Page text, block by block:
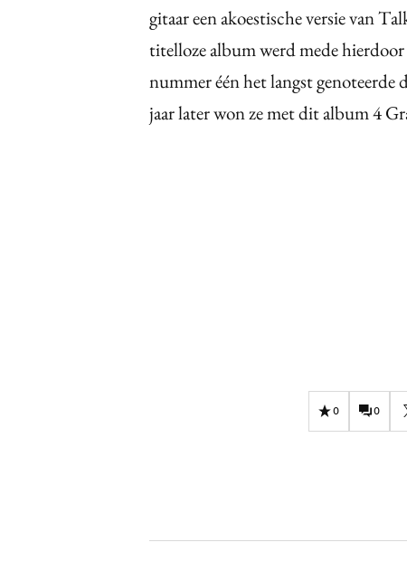
gitaar een akoestische versie van
titelloze album werd mede
nummer één het langst
jaar later won ze met dit album 4
0 0